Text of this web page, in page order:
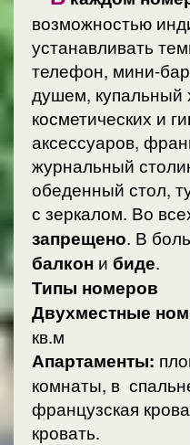
возможностью
устанавливать
телефон, мини-
душем, купальный
косметических и
аксессуаров, французская кровать,
журнальный
обеденный стол,
с зеркалом. Во
запрещено
балкон и биде.
Типы номеров
Двухместные
кв.м
Апартаменты:
комнаты, в
французская
кровать.